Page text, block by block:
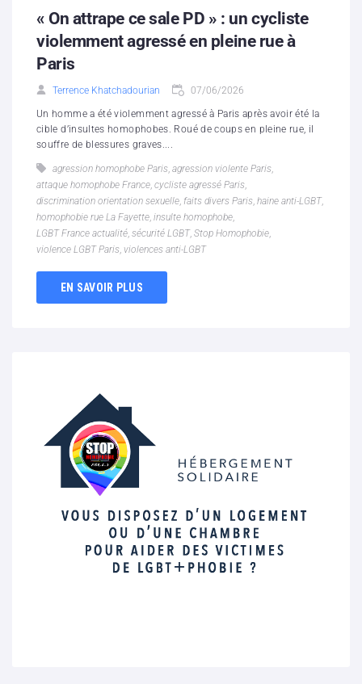
« On attrape ce sale PD » : un cycliste
violemment agressé en pleine rue à
Paris
Terrence Khatchadourian 07/06/2026
Un homme a été violemment agressé à Paris après avoir été la
cible d’insultes homophobes. Roué de coups en pleine rue, il
souffre de blessures graves....
agression homophobe Paris, agression violente Paris,
attaque homophobe France, cycliste agressé Paris,
discrimination orientation sexuelle, faits divers Paris, haine anti-LGBT,
homophobie rue La Fayette, insulte homophobe,
LGBT France actualité, sécurité LGBT, Stop Homophobie,
violence LGBT Paris, violences anti-LGBT
EN SAVOIR PLUS